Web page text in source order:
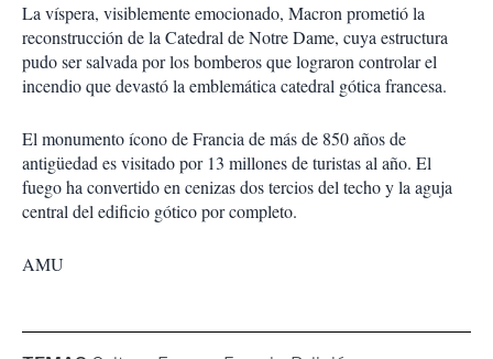
La víspera, visiblemente emocionado, Macron prometió la
reconstrucción de la Catedral de Notre Dame, cuya estructura
pudo ser salvada por los bomberos que lograron controlar el
incendio que devastó la emblemática catedral gótica francesa.
El monumento ícono de Francia de más de 850 años de
antigüedad es visitado por 13 millones de turistas al año. El
fuego ha convertido en cenizas dos tercios del techo y la aguja
central del edificio gótico por completo.
AMU